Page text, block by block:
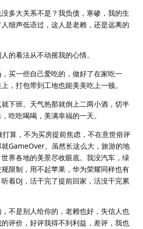
多大关系不是？我负债，寒碜，我的生
细声低语过，这人是老赖，还是远离的
的看法从不动摇我的心情。
买一些自己爱吃的，做好了在家吃一
，打包带到工地也能美美吃上一顿。
下班。天气热那就倒上二两小酒，切半
吃吃喝喝，美满幸福的一天。
算，不为买房提前焦虑，不在意世俗评
GameOver。虽然长这么大，旅游的地
界各地的美景尽收眼底。我没汽车，绿
限制，用不起苹果，华为荣耀同样也有
着DJ，活干完了提前回家，活没干完累
不是别人给你的，老赖也好，失信人也
评价，好评我得不到利益，差评，我也